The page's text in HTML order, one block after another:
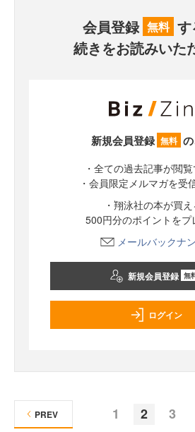
会員登録 無料 す
続きをお読みいた
新規会員登録 無料
・全ての過去記事が閲
・会員限定メルマガを受
・翔泳社の本が買え
500円分のポイントをプ
メールバックナ
新規会員登録 無
ログイン
1 2 3
PREV